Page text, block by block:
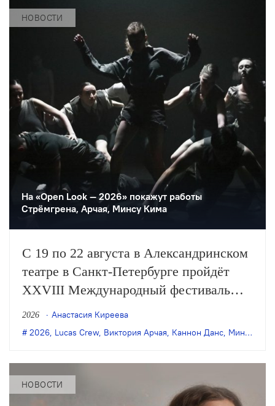
НОВОСТИ
На «Open Look — 2026» покажут работы
Стрёмгрена, Арчая, Минсу Кима
С 19 по 22 августа в Александринском
театре в Санкт-Петербурге пройдёт
XXVIII Международный фестиваль
современного танца «Открытый
взгляд» («Open Look»). В программе —
зарубежных коллективов, а также
мастер-классы и лаборатории.
2026
Анастасия Киреева
2026 Lucas Crew, Виктория Арчая Каннон Данс Минсу Ким
НОВОСТИ